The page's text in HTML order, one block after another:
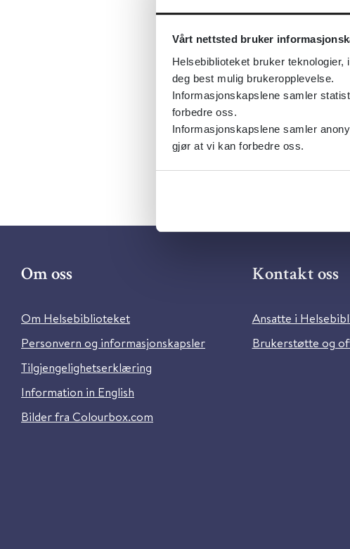
Vårt nettsted bruker
Helsebiblioteket bruker
deg best mulig brukeropplevelse.
Informasjonskapslene samler
forbedre oss.
Informasjonskapslene samler
gjør at vi kan forbedre oss.
Cyanid -
Om oss
Om Helsebiblioteket
Personvern og informasjonskapsler
Tilgjengelighetserklæring
Information in English
Bilder fra Colourbox.com
Kontakt oss
Ansatte i
Brukerstøtte og